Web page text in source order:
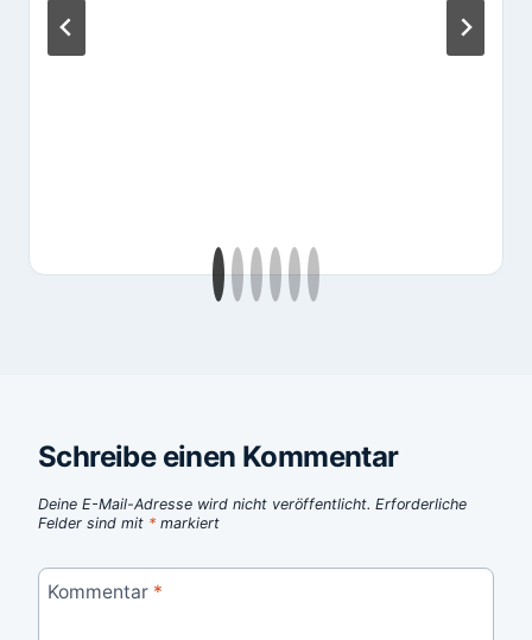
Schreibe einen Kommentar
Deine E-Mail-Adresse wird nicht veröffentlicht. Erforderliche
Felder sind mit * markiert
Kommentar *